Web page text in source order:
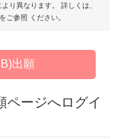
り異なります。 詳しくは、
ご参照 ください。
出願
ージへログイ